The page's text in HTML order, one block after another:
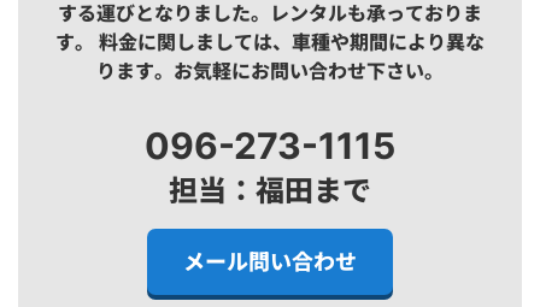
する運びとなりました。レンタルも承っておりま
す。
料金に関しましては、車種や期間により異な
ります。お気軽にお問い合わせ下さい。
096-273-1115
担当：福田まで
メール問い合わせ